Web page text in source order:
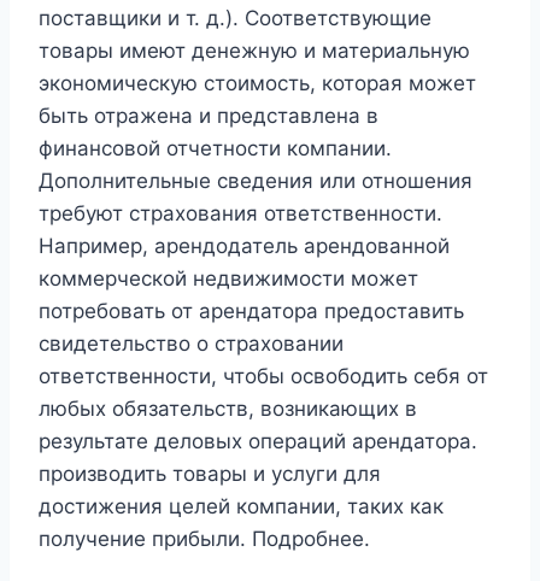
поставщики и т. д.). Соответствующие
товары имеют денежную и материальную
экономическую стоимость, которая может
быть отражена и представлена ​​в
финансовой отчетности компании.
Дополнительные сведения или отношения
требуют страхования ответственности.
Например, арендодатель арендованной
коммерческой недвижимости может
потребовать от арендатора предоставить
свидетельство о страховании
ответственности, чтобы освободить себя от
любых обязательств, возникающих в
результате деловых операций арендатора.
производить товары и услуги для
достижения целей компании, таких как
получение прибыли. Подробнее.